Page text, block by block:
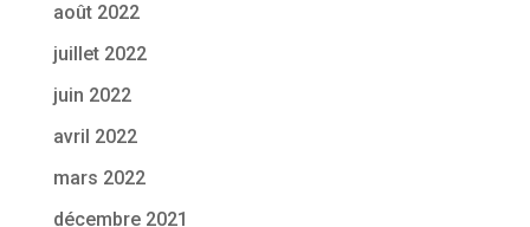
août 2022
juillet 2022
juin 2022
avril 2022
mars 2022
décembre 2021